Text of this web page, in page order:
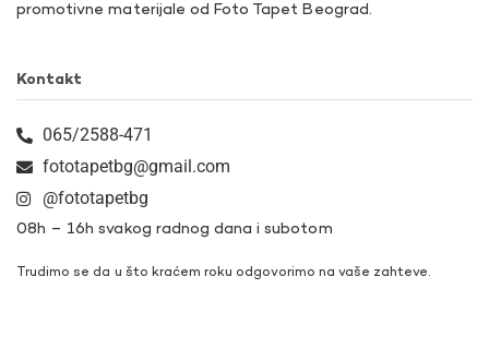
promotivne materijale od Foto Tapet Beograd.
Kontakt
065/2588-471
fototapetbg@gmail.com
@fototapetbg
08h – 16h svakog radnog dana i subotom
Trudimo se da u što kraćem roku odgovorimo na vaše zahteve.